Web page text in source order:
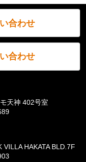
合わせ
合わせ
天神 402号室
HAKATA BLD.7F